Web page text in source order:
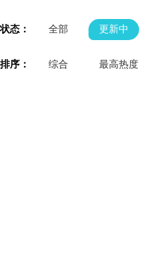
状态： 全部 更新中
排序： 综合 最高热度